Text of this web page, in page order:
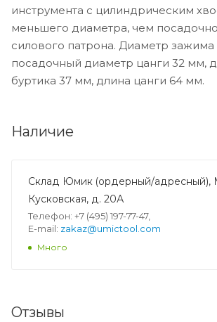
инструмента с цилиндрическим
меньшего диаметра, чем
силового патрона. Диаметр зажима
посадочный диаметр цанги 32 мм,
буртика 37 мм, длина цанги 64 мм.
Наличие
Склад Юмик (ордерный/адресный),
Кусковская, д. 20А
Телефон: +7 (495) 197-77-47,
E-mail: zakaz@umictool.com
Много
Отзывы